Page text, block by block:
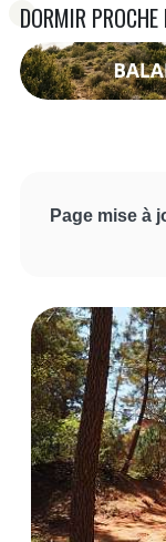
DORMIR
Page mise à